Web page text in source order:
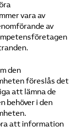
vara av
av
den
föreslås det
att lämna de
behöver i den
att information